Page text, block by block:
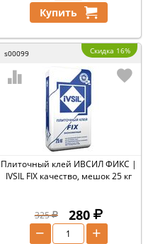
Купить
s00099 Скидка 16%
Плиточный клей ИВСИЛ ФИКС |
IVSIL FIX качество, мешок 25 кг
325 280
+
−